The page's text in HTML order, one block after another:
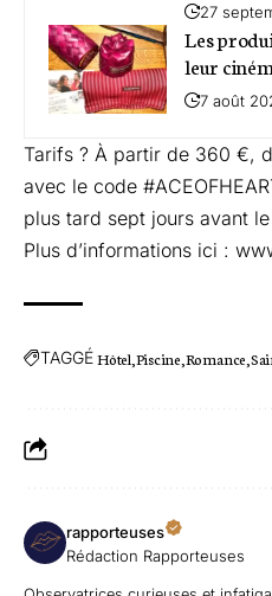
27
Les
leur
7 août
Tarifs ? À partir de 360 €,
avec le code
plus tard sept jours avant
Plus d’informations ici :
TAGGÉHôtel Piscine Romance
rapporteuses
Rédaction Rapporteuses